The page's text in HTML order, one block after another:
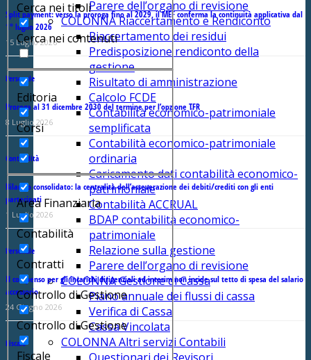
Parere dell’organo di revisione
COLONNA Riaccertamento e Rendiconto
Riaccertamento dei residui
Predisposizione rendiconto della
gestione
Risultato di amministrazione
Calcolo FCDE
Contabilità economico-patrimoniale
semplificata
Contabilità economico-patrimoniale
ordinaria
Caricamento dati contabilità economico-
patrimoniale
Contabilità ACCRUAL
BDAP contabilità economico-
patrimoniale
Relazione sulla gestione
Parere dell’organo di revisione
COLONNA Gestione di Cassa
Piano annuale dei flussi di cassa
Verifica di Cassa
Cassa Vincolata
COLONNA Altri servizi Contabili
Cerca nei titoli
Cerca nei contenuti
Editoria
Corsi
Area Finanziaria
Contabilità
Contratti
Controllo di Gestione
Controllo di Gestione
Fiscale
Split payment: verso la proroga fino al 2029, il MEF conferma la continuità applicativa dal
1° luglio 2026
15 Luglio 2026
Personale
Proroga al 31 dicembre 2030 del termine per l’opzione TFR
8 Luglio 2026
Contabilità
Bilancio consolidato: la centralità dell’asseverazione dei debiti/crediti con gli enti
partecipati
1 Luglio 2026
Personale
Il compenso per gli incarichi dirigenziali ad interim non incide sul tetto di spesa del salario
accessorio
24 Giugno 2026
Fiscale